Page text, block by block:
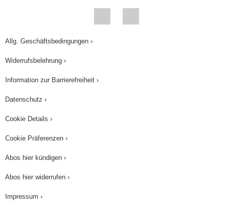
Allg. Geschäftsbedingungen ›
Widerrufsbelehrung ›
Information zur Barrierefreiheit ›
Datenschutz ›
Cookie Details ›
Cookie Präferenzen ›
Abos hier kündigen ›
Abos hier widerrufen ›
Impressum ›